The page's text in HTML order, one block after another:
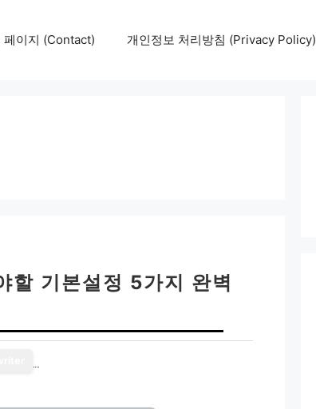
페이지 (Contact) 개인정보 처리방침 (Privacy Policy)
할 기본설정 5가지 완벽